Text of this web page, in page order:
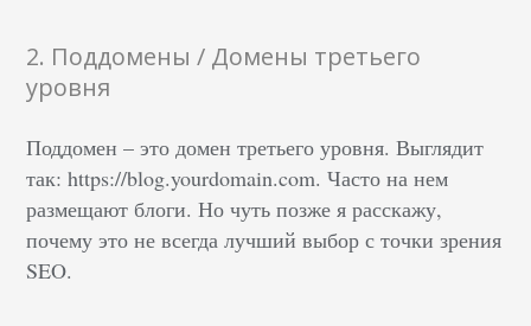
2. Поддомены / Домены третьего
уровня
Поддомен – это домен третьего уровня. Выглядит
так: https://blog.yourdomain.com. Часто на нем
размещают блоги. Но чуть позже я расскажу,
почему это не всегда лучший выбор с точки зрения
SEO.